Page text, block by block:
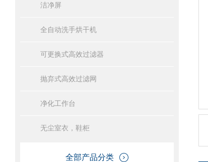
洁净屏
全自动洗手烘干机
可更换式高效过滤器
抛弃式高效过滤网
净化工作台
无尘室衣，鞋柜
全部产品分类